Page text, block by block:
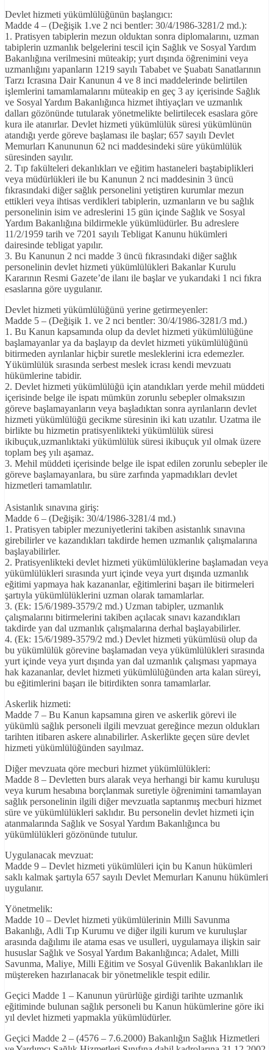
Devlet hizmeti yükümlülüğünün başlangıcı:
Madde 4 – (Değişik 1.ve 2 nci bentler: 30/4/1986-3281/2 md.):
1. Pratisyen tabiplerin mezun olduktan sonra diplomalarını, uzman
tabiplerin uzmanlık belgelerini tescil için Sağlık ve Sosyal Yardım
Bakanlığına verilmesini müteakip; yurt dışında öğrenimini veya
uzmanlığını yapanların 1219 sayılı Tababet ve Şuabatı Sanatlarının
Tarzı Icrasına Dair Kanunun 4 ve 8 inci maddelerinde belirtilen
işlemlerini tamamlamalarını müteakip en geç 3 ay içerisinde Sağlık
ve Sosyal Yardım Bakanlığınca hizmet ihtiyaçları ve uzmanlık
dalları gözönünde tutularak yönetmelikte belirtilecek esaslara göre
kura ile atanırlar. Devlet hizmeti yükümlülük süresi yükümlünün
atandığı yerde göreve başlaması ile başlar; 657 sayılı Devlet
Memurları Kanununun 62 nci maddesindeki süre yükümlülük
süresinden sayılır.
2. Tıp fakülteleri dekanlıkları ve eğitim hastaneleri baştabiplikleri
veya müdürlükleri ile bu Kanunun 2 nci maddesinin 3 üncü
fıkrasındaki diğer sağlık personelini yetiştiren kurumlar mezun
ettikleri veya ihtisas verdikleri tabiplerin, uzmanların ve bu sağlık
personelinin isim ve adreslerini 15 gün içinde Sağlık ve Sosyal
Yardım Bakanlığına bildirmekle yükümlüdürler. Bu adreslere
11/2/1959 tarih ve 7201 sayılı Tebligat Kanunu hükümleri
dairesinde tebligat yapılır.
3. Bu Kanunun 2 nci madde 3 üncü fıkrasındaki diğer sağlık
personelinin devlet hizmeti yükümlülükleri Bakanlar Kurulu
Kararının Resmi Gazete’de ilanı ile başlar ve yukarıdaki 1 nci fıkra
esaslarına göre uygulanır.
Devlet hizmeti yükümlülüğünü yerine getirmeyenler:
Madde 5 – (Değişik 1. ve 2 nci bentler: 30/4/1986-3281/3 md.)
1. Bu Kanun kapsamında olup da devlet hizmeti yükümlülüğüne
başlamayanlar ya da başlayıp da devlet hizmeti yükümlülüğünü
bitirmeden ayrılanlar hiçbir suretle mesleklerini icra edemezler.
Yükümlülük sırasında serbest meslek icrası kendi mevzuatı
hükümlerine tabidir.
2. Devlet hizmeti yükümlülüğü için atandıkları yerde mehil müddeti
içerisinde belge ile ispatı mümkün zorunlu sebepler olmaksızın
göreve başlamayanların veya başladıktan sonra ayrılanların devlet
hizmeti yükümlülüğü gecikme süresinin iki katı uzatılır. Uzatma ile
birlikte bu hizmetin pratisyenlikteki yükümlülük süresi
ikibuçuk,uzmanlıktaki yükümlülük süresi ikibuçuk yıl olmak üzere
toplam beş yılı aşamaz.
3. Mehil müddeti içerisinde belge ile ispat edilen zorunlu sebepler ile
göreve başlamayanlara, bu süre zarfında yapmadıkları devlet
hizmetleri tamamlatılır.
Asistanlık sınavına giriş:
Madde 6 – (Değişik: 30/4/1986-3281/4 md.)
1. Pratisyen tabipler mezuniyetlerini takiben asistanlık sınavına
girebilirler ve kazandıkları takdirde hemen uzmanlık çalışmalarına
başlayabilirler.
2. Pratisyenlikteki devlet hizmeti yükümlülüklerine başlamadan veya
yükümlülükleri sırasında yurt içinde veya yurt dışında uzmanlık
eğitimi yapmaya hak kazananlar, eğitimlerini başarı ile bitirmeleri
şartıyla yükümlülüklerini uzman olarak tamamlarlar.
3. (Ek: 15/6/1989-3579/2 md.) Uzman tabipler, uzmanlık
çalışmalarını bitirmelerini takiben açılacak sınavı kazandıkları
takdirde yan dal uzmanlık çalışmalarına derhal başlayabilirler.
4. (Ek: 15/6/1989-3579/2 md.) Devlet hizmeti yükümlüsü olup da
bu yükümlülük görevine başlamadan veya yükümlülükleri sırasında
yurt içinde veya yurt dışında yan dal uzmanlık çalışması yapmaya
hak kazananlar, devlet hizmeti yükümlülüğünden arta kalan süreyi,
bu eğitimlerini başarı ile bitirdikten sonra tamamlarlar.
Askerlik hizmeti:
Madde 7 – Bu Kanun kapsamına giren ve askerlik görevi ile
yükümlü sağlık personeli ilgili mevzuat gereğince mezun oldukları
tarihten itibaren askere alınabilirler. Askerlikte geçen süre devlet
hizmeti yükümlülüğünden sayılmaz.
Diğer mevzuata qöre mecburi hizmet yükümlülükleri:
Madde 8 – Devletten burs alarak veya herhangi bir kamu kuruluşu
veya kurum hesabına borçlanmak suretiyle öğrenimini tamamlayan
sağlık personelinin ilgili diğer mevzuatla saptanmış mecburi hizmet
süre ve yükümlülükleri saklıdır. Bu personelin devlet hizmeti için
atanmalarında Sağlık ve Sosyal Yardım Bakanlığınca bu
yükümlülükleri gözönünde tutulur.
Uygulanacak mevzuat:
Madde 9 – Devlet hizmeti yükümlüleri için bu Kanun hükümleri
saklı kalmak şartıyla 657 sayılı Devlet Memurları Kanunu hükümleri
uygulanır.
Yönetmelik:
Madde 10 – Devlet hizmeti yükümlülerinin Milli Savunma
Bakanlığı, Adli Tıp Kurumu ve diğer ilgili kurum ve kuruluşlar
arasında dağılımı ile atama esas ve usulleri, uygulamaya ilişkin sair
hususlar Sağlık ve Sosyal Yardım Bakanlığınca; Adalet, Milli
Savunma, Maliye, Milli Eğitim ve Sosyal Güvenlik Bakanlıkları ile
müştereken hazırlanacak bir yönetmelikle tespit edilir.
Geçici Madde 1 – Kanunun yürürlüğe girdiği tarihte uzmanlık
eğitiminde bulunan sağlık personeli bu Kanun hükümlerine göre iki
yıl devlet hizmeti yapmakla yükümlüdürler.
Geçici Madde 2 – (4576 – 7.6.2000) Bakanlığın Sağlık Hizmetleri